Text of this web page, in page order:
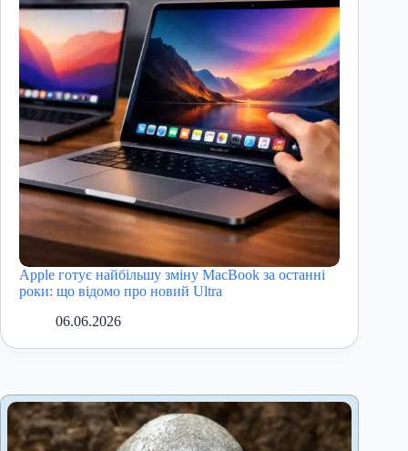
Apple готує найбільшу зміну MacBook за останні
роки: що відомо про новий Ultra
06.06.2026